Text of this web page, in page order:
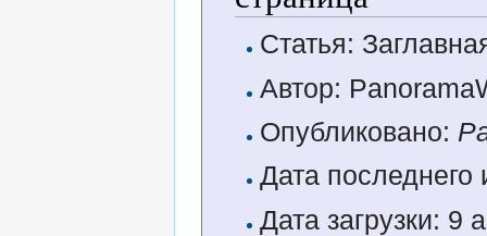
Статья:
Автор:
Опубликовано:
Дата последнего
Дата загрузки: 9